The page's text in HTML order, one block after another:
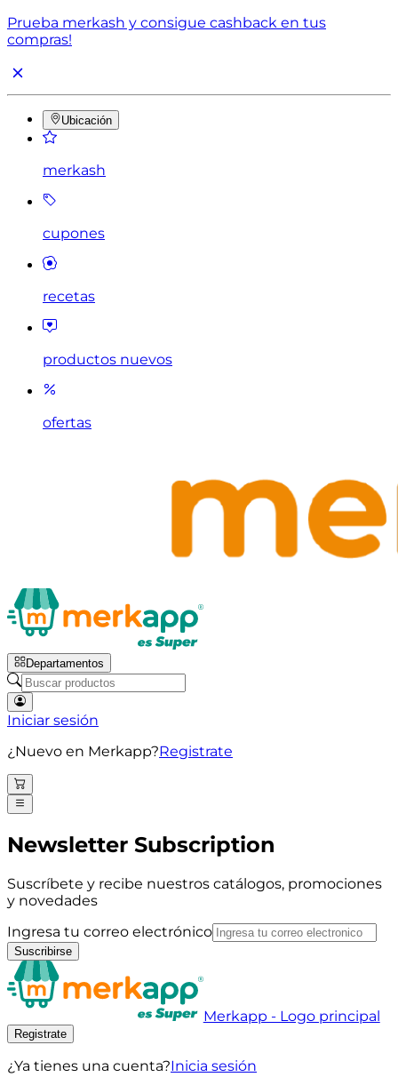
Prueba merkash y consigue cashback en tus
compras!
Ubicación
merkash
cupones
recetas
productos nuevos
ofertas
Departamentos
Iniciar sesión
¿Nuevo en Merkapp?Registrate
Newsletter Subscription
Suscríbete y recibe nuestros catálogos, promociones
y novedades
Ingresa tu correo electrónico
Suscribirse
Merkapp - Logo principal
Registrate
¿Ya tienes una cuenta?Inicia sesión